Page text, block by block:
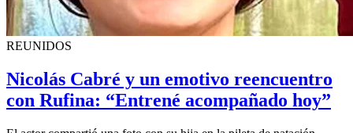
REUNIDOS
Nicolás Cabré y un emotivo reencuentro
con Rufina: “Entrené acompañado hoy”